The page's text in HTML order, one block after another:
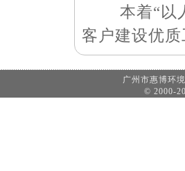
本着“以人
客户建设优
广州市惠博
© 2000-